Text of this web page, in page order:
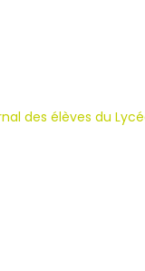
des élèves du